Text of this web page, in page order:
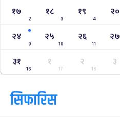
१७
2
१८
3
१९
4
२०
२४
9
२५
10
२६
11
२७
३१
16
१
17
२
18
३
सिफारिस